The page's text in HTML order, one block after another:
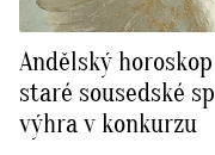
Andělský
staré sousedské
výhra v konkurzu